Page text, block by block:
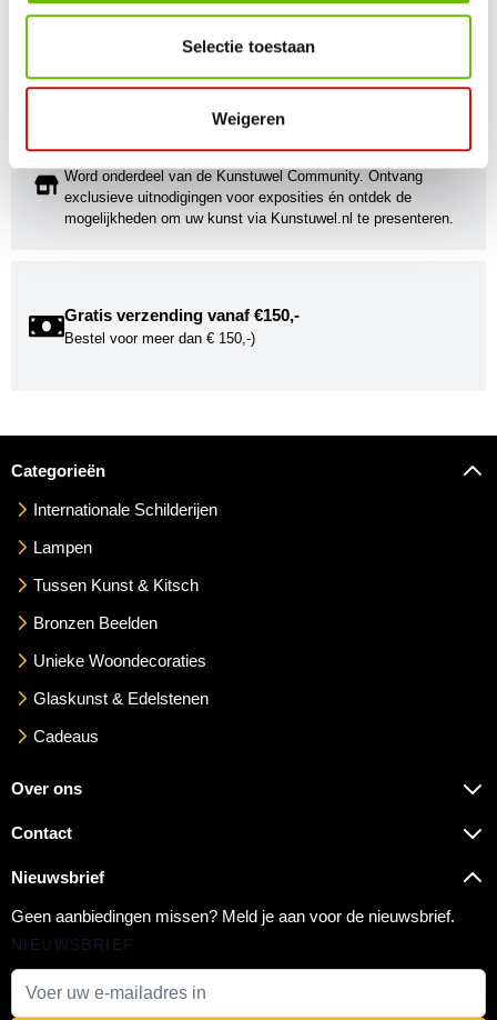
Selectie toestaan
Weigeren
Kunst voor iedereen
Onze Bronzen Beelden die met vuur tot leven worden
gebracht!
Kunstuwel Community
Word onderdeel van de Kunstuwel Community. Ontvang
exclusieve uitnodigingen voor exposities én ontdek de
mogelijkheden om uw kunst via Kunstuwel.nl te presenteren.
Gratis verzending vanaf €150,-
Bestel voor meer dan € 150,-)
Categorieën
Internationale Schilderijen
Lampen
Tussen Kunst & Kitsch
Bronzen Beelden
Unieke Woondecoraties
Glaskunst & Edelstenen
Cadeaus
Over ons
Contact
Nieuwsbrief
Geen aanbiedingen missen? Meld je aan voor de nieuwsbrief.
NIEUWSBRIEF